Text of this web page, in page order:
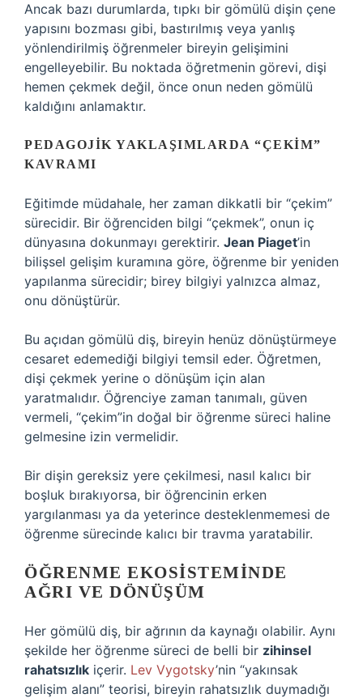
Ancak bazı durumlarda, tıpkı bir gömülü dişin çene
yapısını bozması gibi, bastırılmış veya yanlış
yönlendirilmiş öğrenmeler bireyin gelişimini
engelleyebilir. Bu noktada öğretmenin görevi, dişi
hemen çekmek değil, önce onun neden gömülü
kaldığını anlamaktır.
PEDAGOJIK YAKLAŞIMLARDA “ÇEKIM”
KAVRAMI
Eğitimde müdahale, her zaman dikkatli bir “çekim”
sürecidir. Bir öğrenciden bilgi “çekmek”, onun iç
dünyasına dokunmayı gerektirir. Jean Piaget’in
bilişsel gelişim kuramına göre, öğrenme bir yeniden
yapılanma sürecidir; birey bilgiyi yalnızca almaz,
onu dönüştürür.
Bu açıdan gömülü diş, bireyin henüz dönüştürmeye
cesaret edemediği bilgiyi temsil eder. Öğretmen,
dişi çekmek yerine o dönüşüm için alan
yaratmalıdır. Öğrenciye zaman tanımalı, güven
vermeli, “çekim”in doğal bir öğrenme süreci haline
gelmesine izin vermelidir.
Bir dişin gereksiz yere çekilmesi, nasıl kalıcı bir
boşluk bırakıyorsa, bir öğrencinin erken
yargılanması ya da yeterince desteklenmemesi de
öğrenme sürecinde kalıcı bir travma yaratabilir.
ÖĞRENME EKOSISTEMINDE
AĞRI VE DÖNÜŞÜM
Her gömülü diş, bir ağrının da kaynağı olabilir. Aynı
şekilde her öğrenme süreci de belli bir zihinsel
rahatsızlık içerir. Lev Vygotsky’nin “yakınsak
gelişim alanı” teorisi, bireyin rahatsızlık duymadığı